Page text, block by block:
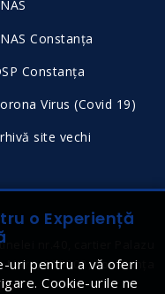
Constanța
Constanța
Virus (Covid 19)
site vechi
nr.40, cartier Palazu
Mare, 900002, Constanţa
o Experiență
uri pentru a vă oferi
Cookie-urile ne